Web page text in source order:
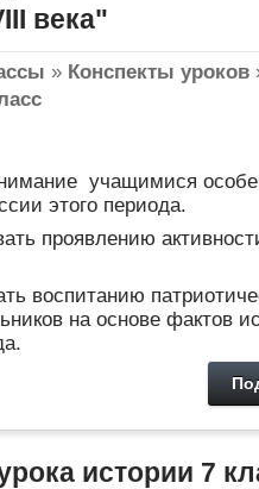
века"
» Конспекты уроков
учащимися
этого периода.
проявлению
воспитанию
на основе фактов
истории 7